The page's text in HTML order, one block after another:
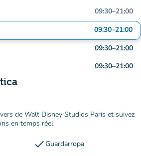
09:30–21:00
09:30–21:00
09:30–21:00
09:30–21:00
de Walt Disney Studios Paris et suivez
en temps réel
checkGuardarropa